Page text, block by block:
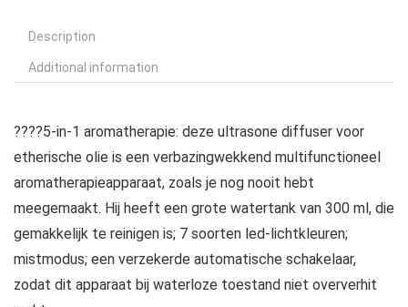
Description
Additional information
????5-in-1 aromatherapie: deze ultrasone diffuser voor
etherische olie is een verbazingwekkend multifunctioneel
aromatherapieapparaat, zoals je nog nooit hebt
meegemaakt. Hij heeft een grote watertank van 300 ml, die
gemakkelijk te reinigen is; 7 soorten led-lichtkleuren;
mistmodus; een verzekerde automatische schakelaar,
zodat dit apparaat bij waterloze toestand niet oververhit